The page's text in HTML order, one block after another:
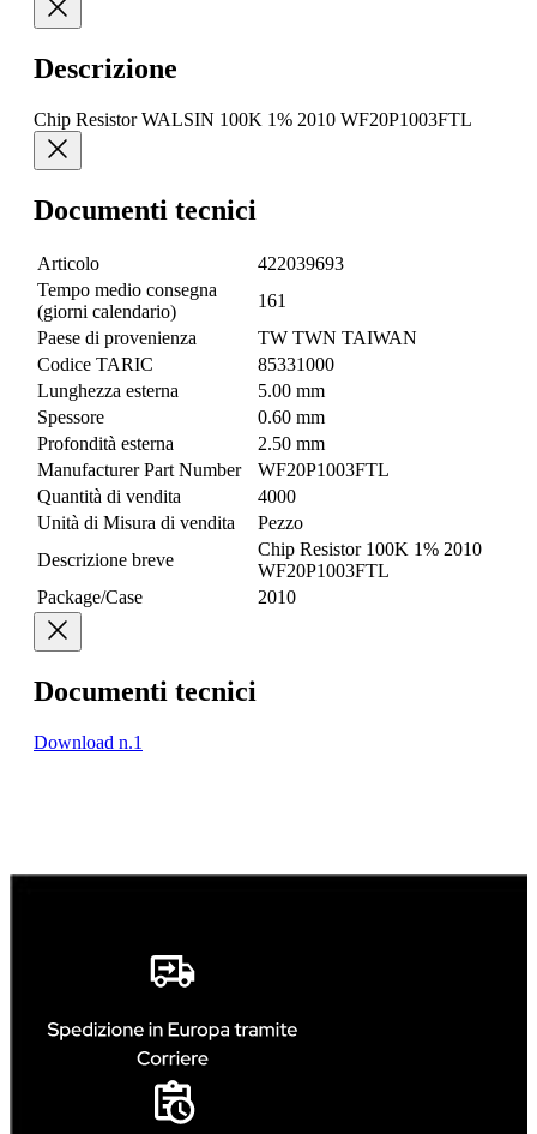
Descrizione
Chip Resistor WALSIN 100K 1% 2010 WF20P1003FTL
Documenti tecnici
Articolo
422039693
Tempo medio consegna
(giorni calendario)
161
Paese di provenienza
TW TWN TAIWAN
Codice TARIC
85331000
Lunghezza esterna
5.00 mm
Spessore
0.60 mm
Profondità esterna
2.50 mm
Manufacturer Part Number
WF20P1003FTL
Quantità di vendita
4000
Unità di Misura di vendita
Pezzo
Descrizione breve
Chip Resistor 100K 1% 2010
WF20P1003FTL
Package/Case
2010
Documenti tecnici
Download n.1